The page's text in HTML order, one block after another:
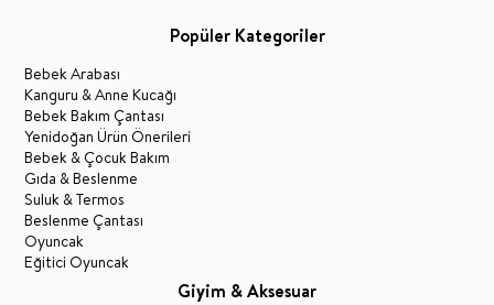
Popüler Kategoriler
Bebek Arabası
Kanguru & Anne Kucağı
Bebek Bakım Çantası
Yenidoğan Ürün Önerileri
Bebek & Çocuk Bakım
Gıda & Beslenme
Suluk & Termos
Beslenme Çantası
Oyuncak
Eğitici Oyuncak
Giyim & Aksesuar